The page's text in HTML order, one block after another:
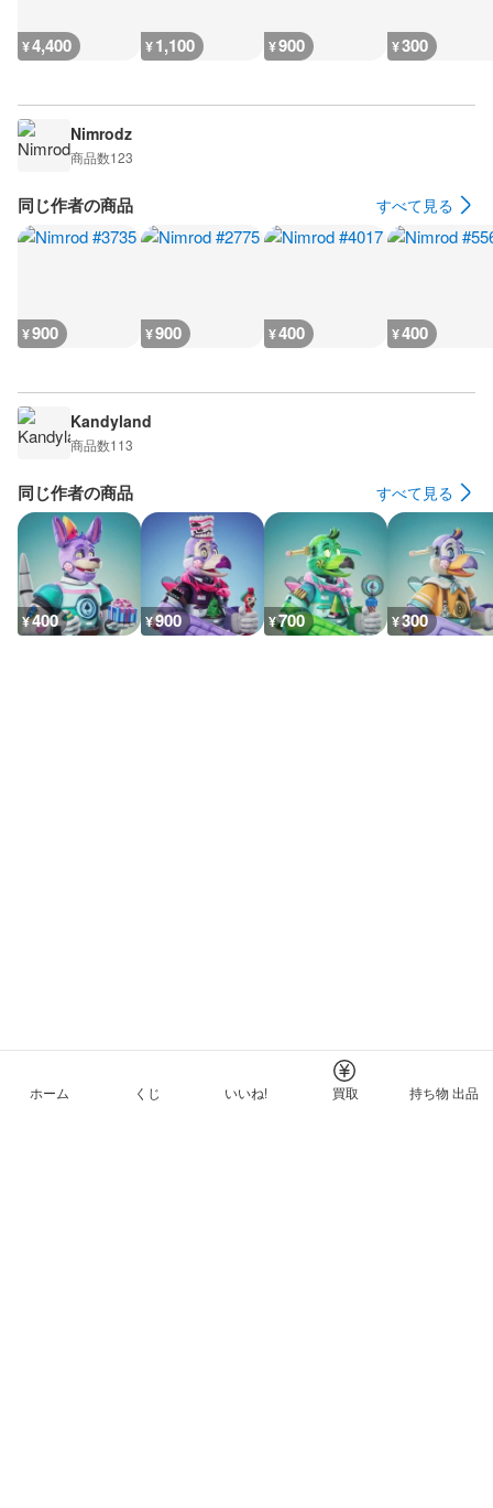
¥4,400 ¥1,100 ¥900 ¥300
Nimrodz
商品数123
同じ作者の商品 すべて見る
¥900 ¥900 ¥400 ¥400
Kandyland
商品数113
同じ作者の商品 すべて見る
¥400 ¥900 ¥700 ¥300
ホーム くじ いいね! 買取 持ち物 出品